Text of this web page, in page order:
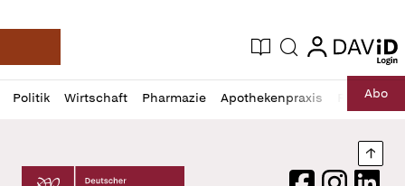
Deutsche Apotheker Zeitung
Aktuelle Ausgabe
Suche login
login
Politik Wirtschaft Pharmazie Apothekenpraxis RechtAbo
Profil
öffnen
Daz
Pur
Deutscher Apotheker Verlag Logo
FacebookInstagram